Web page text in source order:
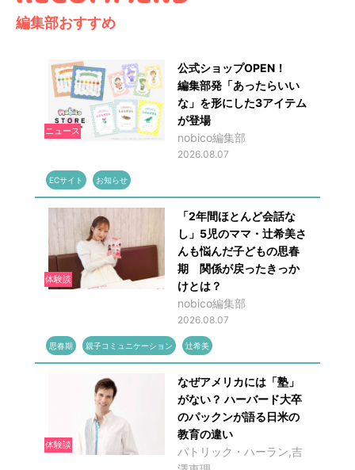
編集部おすすめ
ニュース
公式ショップOPEN！
編集部発「あったらいい
な」を形にした3アイテム
が登場
nobico編集部
2026.08.07
ECサイト お知らせ
体験談
「2年間ほとんど会話な
し」5児のママ・辻希美さ
んも悩んだ子どもの思春
期 関係が戻ったきっか
けとは？
nobico編集部
2026.08.07
思春期 親子コミュニケーション 辻希美
体験談
なぜアメリカには「塾」
がない？ ハーバード大卒
のパックンが語る日米の
教育の違い
パトリック・ハーラン,吉